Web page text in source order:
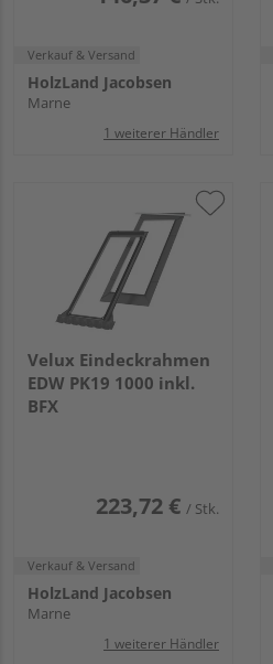
Verkauf & Versand
HolzLand Jacobsen
Marne
1 weiterer Händler
Velux Eindeckrahmen
EDW PK19 1000 inkl.
BFX
223,72 € / Stk.
Verkauf & Versand
HolzLand Jacobsen
Marne
1 weiterer Händler